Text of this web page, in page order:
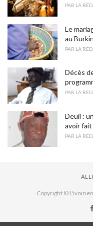
PAR LA
Le
au
PAR LA
Décès
PAR LA
Deuil :
avoir
PAR LA
Copyright ©